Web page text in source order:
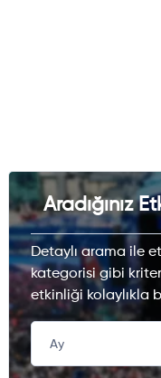
Aradığınız
Detaylı arama ile
kategorisi gibi
etkinliği kolaylıkla
Ay